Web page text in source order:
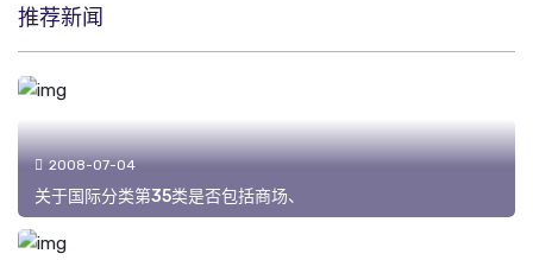
推荐新闻
2008-07-04
关于国际分类第35类是否包括商场、